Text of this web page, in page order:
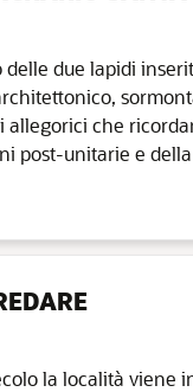
delle due lapidi
allegorici che
post-unitarie e
la località viene